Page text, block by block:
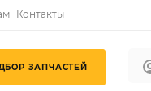
Контакты
ЗАПЧАСТЕЙ